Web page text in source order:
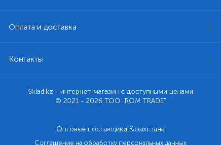
Оплата и доставка
Контакты
Sklad.kz - интернет-магазин с доступными ценами
© 2021 - 2026 ТОО "ROM TRADE"
Оптовые поставщики Казахстана
Соглашение на обработку персональных данных